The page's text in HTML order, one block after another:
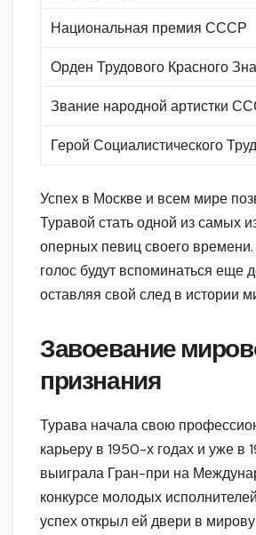
Национальная премия СССР
Орден Трудового Красного
Звание народной артистки
Герой Социалистического
Успех в Москве и всем мире
Туравой стать одной из самых
оперных певиц своего
голос будут вспоминаться еще
оставляя свой след в истории
Завоевание
признания
Турава начала свою
карьеру в 1950-х годах и уже в
выиграла Гран-при на
конкурсе молодых
успех открыл ей двери в